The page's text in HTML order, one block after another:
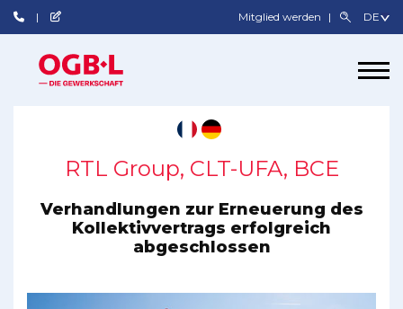
Mitglied werden
RTL Group, CLT-UFA, BCE
Verhandlungen zur Erneuerung des
Kollektivvertrags erfolgreich
abgeschlossen